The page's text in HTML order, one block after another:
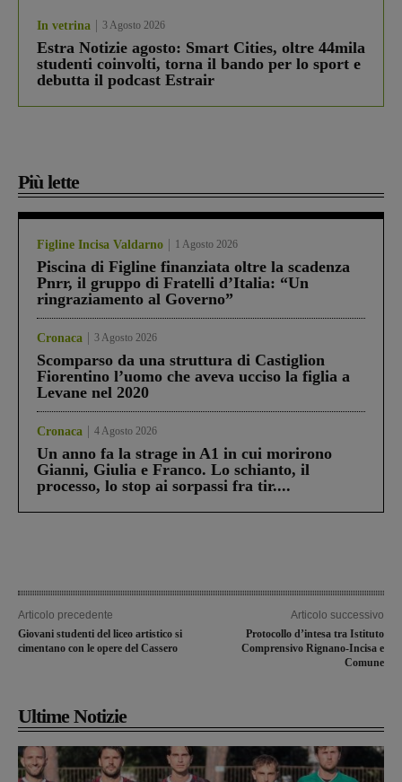
In vetrina 3 Agosto 2026
Estra Notizie agosto: Smart Cities, oltre 44mila
studenti coinvolti, torna il bando per lo sport e
debutta il podcast Estrair
Più lette
Figline Incisa Valdarno 1 Agosto 2026
Piscina di Figline finanziata oltre la scadenza
Pnrr, il gruppo di Fratelli d’Italia: “Un
ringraziamento al Governo”
Cronaca 3 Agosto 2026
Scomparso da una struttura di Castiglion
Fiorentino l’uomo che aveva ucciso la figlia a
Levane nel 2020
Cronaca 4 Agosto 2026
Un anno fa la strage in A1 in cui morirono
Gianni, Giulia e Franco. Lo schianto, il
processo, lo stop ai sorpassi fra tir....
Articolo precedente
Giovani studenti del liceo artistico si
cimentano con le opere del Cassero
Articolo successivo
Protocollo d’intesa tra Istituto
Comprensivo Rignano-Incisa e
Comune
Ultime Notizie